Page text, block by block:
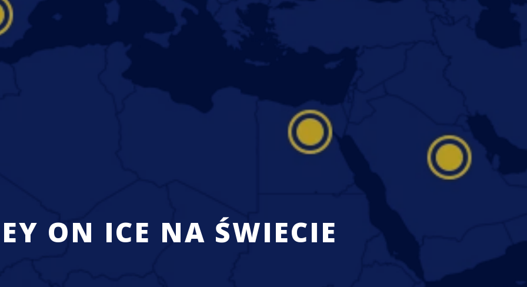
ON ICE NA ŚWIECIE